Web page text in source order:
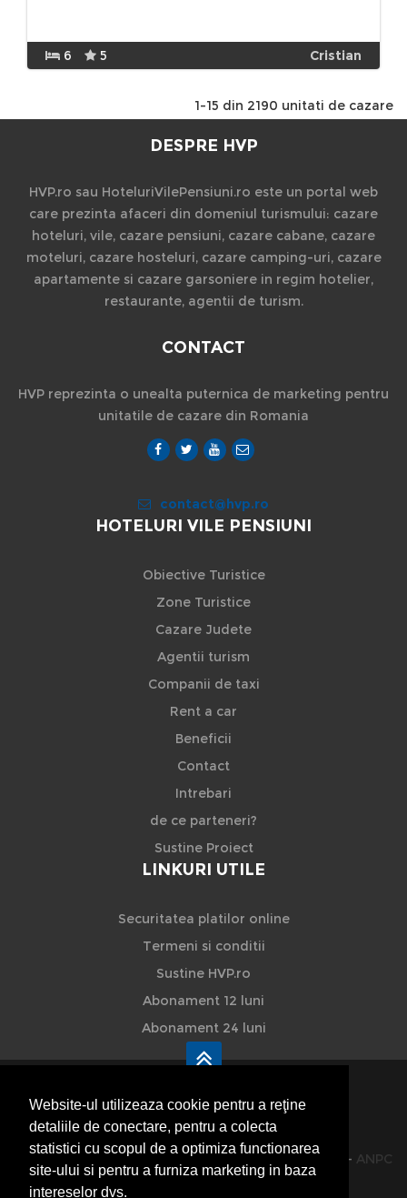
Website-ul utilizeaza cookie pentru a reţine
detaliile de conectare, pentru a colecta
statistici cu scopul de a optimiza functionarea
site-ului si pentru a furniza marketing in baza
intereselor dvs.
6 5 Cristian
1-15 din 2190 unitati de cazare
DESPRE HVP
HVP.ro sau HoteluriVilePensiuni.ro este un portal web
care prezinta afaceri din domeniul turismului: cazare
hoteluri, vile, cazare pensiuni, cazare cabane, cazare
moteluri, cazare hosteluri, cazare camping-uri, cazare
apartamente si cazare garsoniere in regim hotelier,
restaurante, agentii de turism.
CONTACT
HVP reprezinta o unealta puternica de marketing pentru
unitatile de cazare din Romania
contact@hvp.ro
HOTELURI VILE PENSIUNI
Obiective Turistice
Zone Turistice
Cazare Judete
Agentii turism
Companii de taxi
Rent a car
Beneficii
Contact
Intrebari
de ce parteneri?
Sustine Proiect
LINKURI UTILE
Securitatea platilor online
Termeni si conditii
Sustine HVP.ro
Abonament 12 luni
Abonament 24 luni
HVP - Hoteluri Vile Pensiuni
© 2014-2026 Powered byVilonMedia&TekaBility - ANPC
SOL